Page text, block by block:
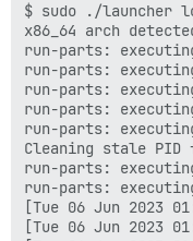
$ sudo ./launcher
x86_64 arch
run-parts:
run-parts:
run-parts:
run-parts:
run-parts:
Cleaning stale
run-parts:
run-parts:
[Tue 06 Jun 2023
[Tue 06 Jun 2023